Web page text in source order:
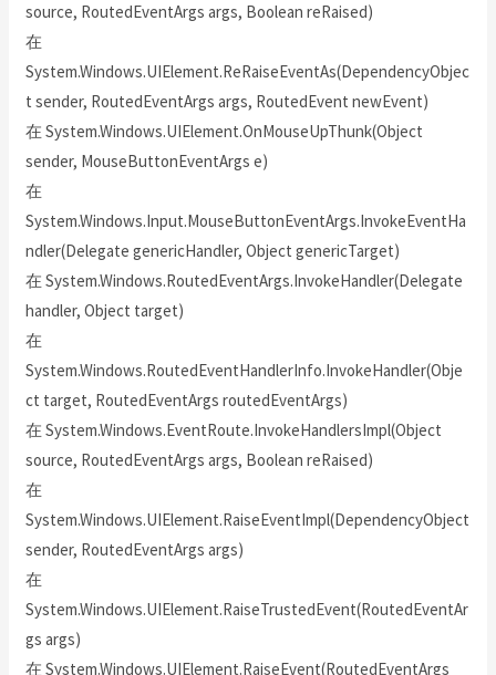
source, RoutedEventArgs args, Boolean reRaised)
在
System.Windows.UIElement.ReRaiseEventAs(DependencyObjec
t sender, RoutedEventArgs args, RoutedEvent newEvent)
在 System.Windows.UIElement.OnMouseUpThunk(Object
sender, MouseButtonEventArgs e)
在
System.Windows.Input.MouseButtonEventArgs.InvokeEventHa
ndler(Delegate genericHandler, Object genericTarget)
在 System.Windows.RoutedEventArgs.InvokeHandler(Delegate
handler, Object target)
在
System.Windows.RoutedEventHandlerInfo.InvokeHandler(Obje
ct target, RoutedEventArgs routedEventArgs)
在 System.Windows.EventRoute.InvokeHandlersImpl(Object
source, RoutedEventArgs args, Boolean reRaised)
在
System.Windows.UIElement.RaiseEventImpl(DependencyObject
sender, RoutedEventArgs args)
在
System.Windows.UIElement.RaiseTrustedEvent(RoutedEventAr
gs args)
在 System.Windows.UIElement.RaiseEvent(RoutedEventArgs